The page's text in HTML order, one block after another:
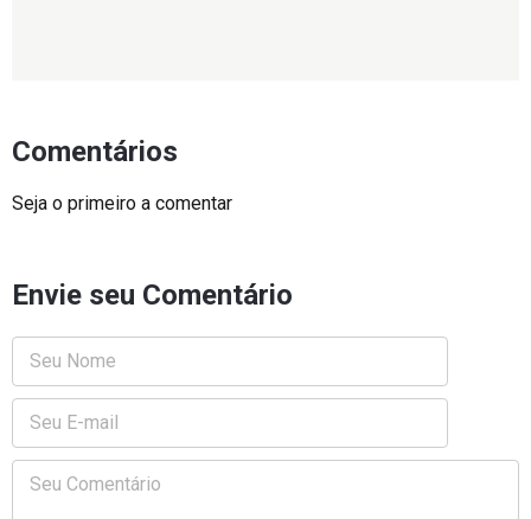
Comentários
Seja o primeiro a comentar
Envie seu Comentário